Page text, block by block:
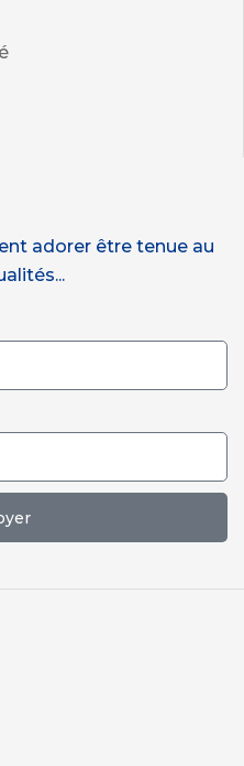
adorer être tenue au